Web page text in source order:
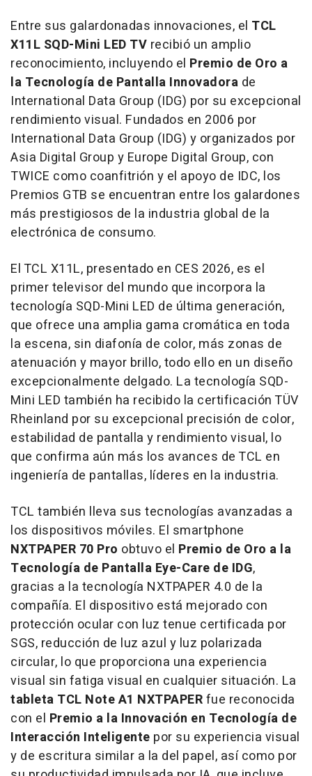
Entre sus galardonadas innovaciones, el TCL
X11L SQD-Mini LED TV recibió un amplio
reconocimiento, incluyendo el Premio de Oro a
la Tecnología de Pantalla Innovadora de
International Data Group (IDG) por su excepcional
rendimiento visual. Fundados en 2006 por
International Data Group (IDG) y organizados por
Asia Digital Group y Europe Digital Group, con
TWICE como coanfitrión y el apoyo de IDC, los
Premios GTB se encuentran entre los galardones
más prestigiosos de la industria global de la
electrónica de consumo.
El TCL X11L, presentado en CES 2026, es el
primer televisor del mundo que incorpora la
tecnología SQD-Mini LED de última generación,
que ofrece una amplia gama cromática en toda
la escena, sin diafonía de color, más zonas de
atenuación y mayor brillo, todo ello en un diseño
excepcionalmente delgado. La tecnología SQD-
Mini LED también ha recibido la certificación TÜV
Rheinland por su excepcional precisión de color,
estabilidad de pantalla y rendimiento visual, lo
que confirma aún más los avances de TCL en
ingeniería de pantallas, líderes en la industria.
TCL también lleva sus tecnologías avanzadas a
los dispositivos móviles. El smartphone
NXTPAPER 70 Pro obtuvo el Premio de Oro a la
Tecnología de Pantalla Eye-Care de IDG,
gracias a la tecnología NXTPAPER 4.0 de la
compañía. El dispositivo está mejorado con
protección ocular con luz tenue certificada por
SGS, reducción de luz azul y luz polarizada
circular, lo que proporciona una experiencia
visual sin fatiga visual en cualquier situación. La
tableta TCL Note A1 NXTPAPERfue reconocida
con el Premio a la Innovación en Tecnología de
Interacción Inteligente por su experiencia visual
y de escritura similar a la del papel, así como por